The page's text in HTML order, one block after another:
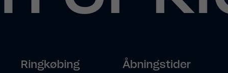
Ringkøbing Åbningstider